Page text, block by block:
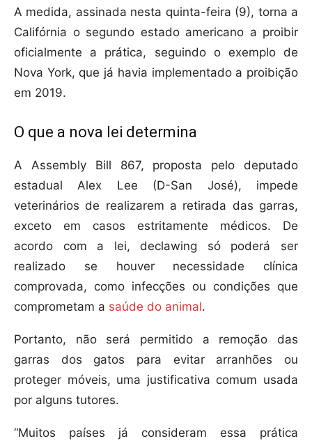
A medida, assinada nesta quinta-feira (9), torna a
Califórnia o segundo estado americano a proibir
oficialmente a prática, seguindo o exemplo de
Nova York, que já havia implementado a proibição
em 2019.
O que a nova lei determina
A Assembly Bill 867, proposta pelo deputado
estadual Alex Lee (D-San José), impede
veterinários de realizarem a retirada das garras,
exceto em casos estritamente médicos. De
acordo com a lei, declawing só poderá ser
realizado se houver necessidade clínica
comprovada, como infecções ou condições que
comprometam a saúde do animal.
Portanto, não será permitido a remoção das
garras dos gatos para evitar arranhões ou
proteger móveis, uma justificativa comum usada
por alguns tutores.
“Muitos países já consideram essa prática